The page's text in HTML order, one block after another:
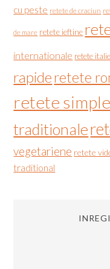
cu peste retete de craciun
de mare retete ieftine
internationale retete
rapideretete
retete simple
traditionale
vegetariene retete
traditional